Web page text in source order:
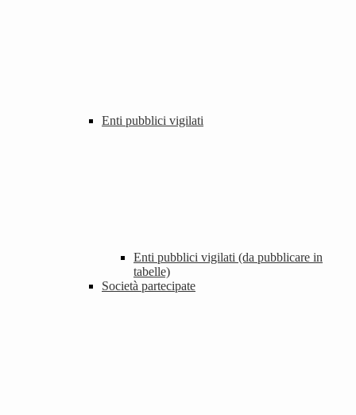
Enti pubblici vigilati
Enti pubblici vigilati (da pubblicare in
tabelle)
Società partecipate